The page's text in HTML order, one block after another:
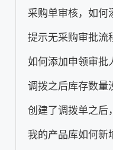
采购单审核，如何
提示无采购审批流
如何添加申领审批
调拨之后库存数量
创建了调拨单之后
我的产品库如何新